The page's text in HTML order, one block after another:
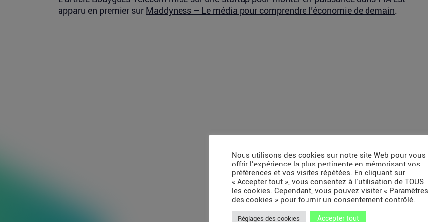
apparu en premier sur Maddyness – Le média pour comprendre l’économie de demain.
Nous utilisons des cookies sur notre site Web pour vous
offrir l’expérience la plus pertinente en mémorisant vos
préférences et vos visites répétées. En cliquant sur
« Accepter tout », vous consentez à l’utilisation de TOUS
les cookies. Cependant, vous pouvez visiter « Paramètres
des cookies » pour fournir un consentement contrôlé.
Réglages des cookies Accepter tout